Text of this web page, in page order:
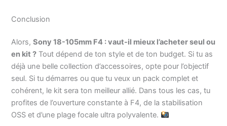
Conclusion
Alors,Sony 18-105mm F4 : vaut-il mieux l’acheter seul ou
en kit ? Tout dépend de ton style et de ton budget. Si tu as
déjà une belle collection d’accessoires, opte pour l’objectif
seul. Si tu démarres ou que tu veux un pack complet et
cohérent, le kit sera ton meilleur allié. Dans tous les cas, tu
profites de l’ouverture constante à F4, de la stabilisation
OSS et d’une plage focale ultra polyvalente.